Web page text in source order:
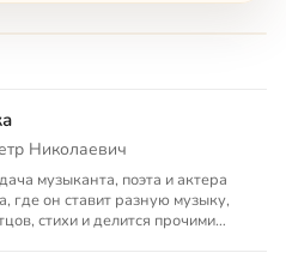
Николаевич
музыканта, поэта и актера
где он ставит разную музыку,
стихи и делится прочими